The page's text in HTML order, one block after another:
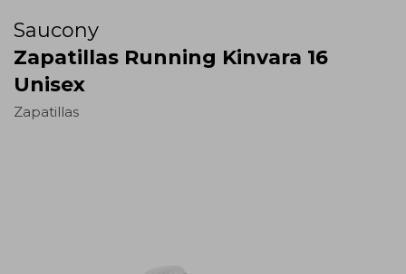
Saucony
Zapatillas Running Kinvara 16
Unisex
Zapatillas